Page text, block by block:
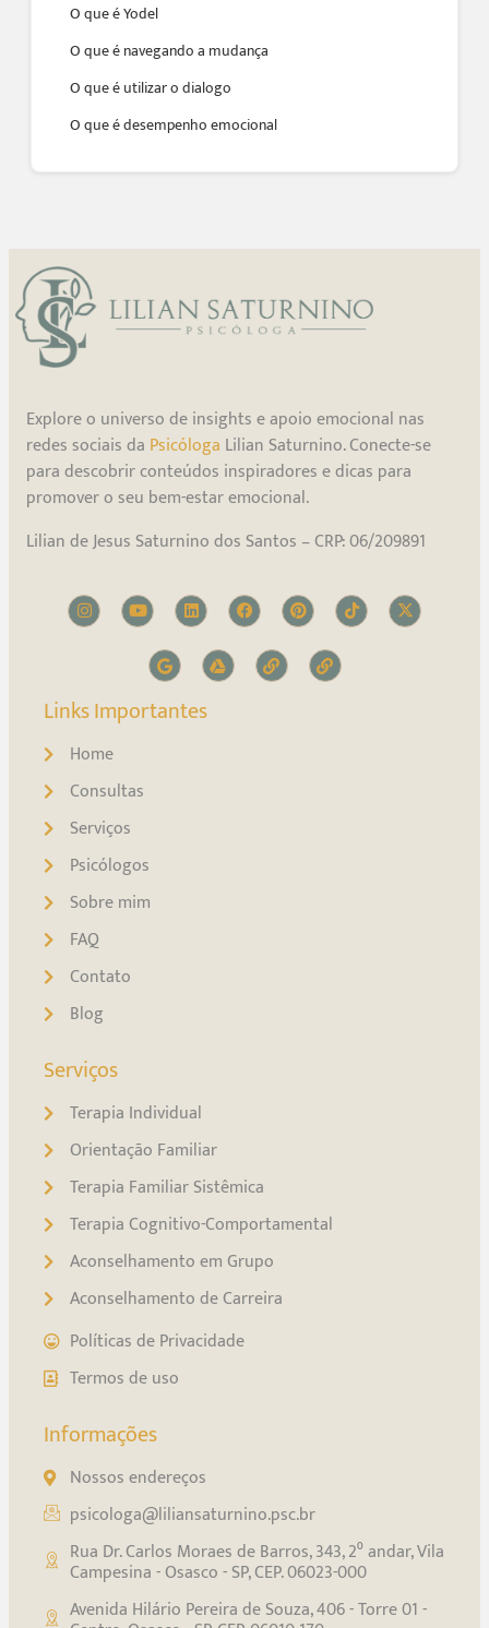
O que é Yodel
O que é navegando a mudança
O que é utilizar o dialogo
O que é desempenho emocional
Explore o universo de insights e apoio emocional nas
redes sociais da Psicóloga Lilian Saturnino. Conecte-se
para descobrir conteúdos inspiradores e dicas para
promover o seu bem-estar emocional.
Lilian de Jesus Saturnino dos Santos – CRP: 06/209891
Links Importantes
Home
Consultas
Serviços
Psicólogos
Sobre mim
FAQ
Contato
Blog
Serviços
Terapia Individual
Orientação Familiar
Terapia Familiar Sistêmica
Terapia Cognitivo-Comportamental
Aconselhamento em Grupo
Aconselhamento de Carreira
Políticas de Privacidade
Termos de uso
Informações
Nossos endereços
psicologa@liliansaturnino.psc.br
Rua Dr. Carlos Moraes de Barros, 343, 2⁰ andar, Vila
Campesina - Osasco - SP, CEP. 06023-000
Avenida Hilário Pereira de Souza, 406 - Torre 01 -